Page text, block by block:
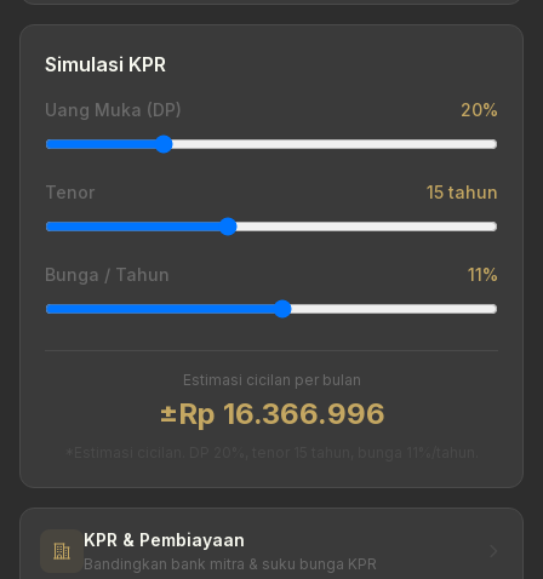
Simulasi KPR
Uang Muka (DP) 20%
Tenor 15 tahun
Bunga / Tahun 11%
Estimasi cicilan per bulan
±Rp 16.366.996
KPR & Pembiayaan
Bandingkan bank mitra & suku bunga KPR